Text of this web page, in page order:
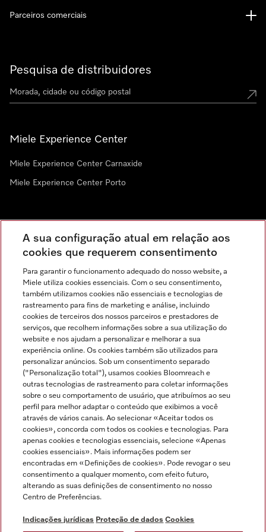
Pesquisa de distribuidores
Miele Experience Center
Miele Experience Center Carnaxide
Miele Experience Center Porto
Parceiros comerciais
Indicações jurídicas
Condições gerais
Proteção de dados
Condições de utilização
Canal de Ética
Formulário de livre resolução
Miele no Instagram
Miele no Facebook
Miele no Youtube
A sua configuração atual em relação aos
cookies que requerem consentimento
Para garantir o funcionamento adequado do nosso website, a
Miele utiliza cookies essenciais. Com o seu consentimento,
também utilizamos cookies não essenciais e tecnologias de
rastreamento para fins de marketing e análise, incluindo
cookies de terceiros dos nossos parceiros e prestadores de
serviços, que recolhem informações sobre a sua utilização do
website e nos ajudam a personalizar e melhorar a sua
experiência online. Os cookies também são utilizados para
personalizar anúncios. Sob um consentimento separado
("Personalização total"), usamos cookies Bloomreach e
outras tecnologias de rastreamento para coletar informações
sobre o seu comportamento de usuário, que atribuímos ao seu
perfil para melhor adaptar o conteúdo que exibimos a você
através de vários canais. Ao selecionar «Aceitar todos os
cookies», concorda com todos os cookies e tecnologias. Para
apenas cookies e tecnologias essenciais, selecione «Apenas
cookies essenciais». Mais informações podem ser
encontradas em «Definições de cookies». Pode revogar o seu
consentimento a qualquer momento, com efeito futuro,
alterando as suas definições de consentimento no nosso
Centro de Preferências.
Indicações jurídicas Proteção de dados Cookies